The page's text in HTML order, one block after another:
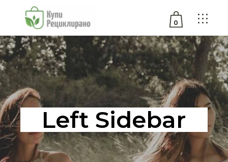
0
No products in the cart.
Left Sidebar